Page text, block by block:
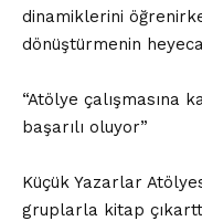
dinamiklerini
dönüştürmenin
“Atölye çalışmasına
başarılı oluyor”
Küçük Yazarlar
gruplarla kitap